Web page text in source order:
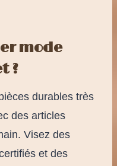
mode
?
durables très
des articles
Visez des
et des